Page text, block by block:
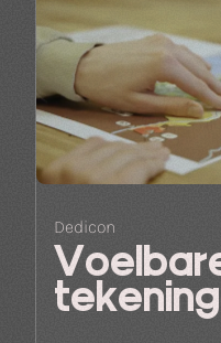
Dedicon